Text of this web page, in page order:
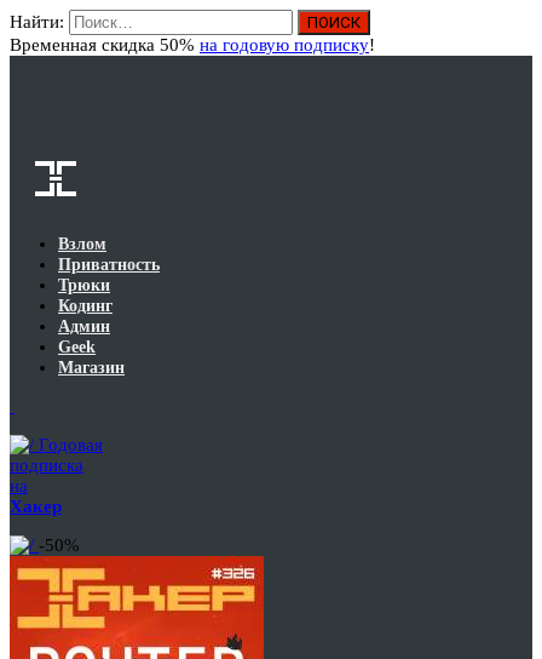
Найти:
Временная скидка 50% на годовую подписку!
Взлом
Приватность
Трюки
Кодинг
Админ
Geek
Магазин
Годовая
подписка
на
Хакер
-50%